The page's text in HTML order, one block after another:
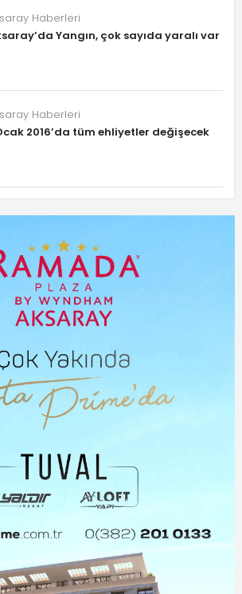
Haberleri
Yangın, çok sayıda yaralı var
Haberleri
2016’da tüm ehliyetler değişecek